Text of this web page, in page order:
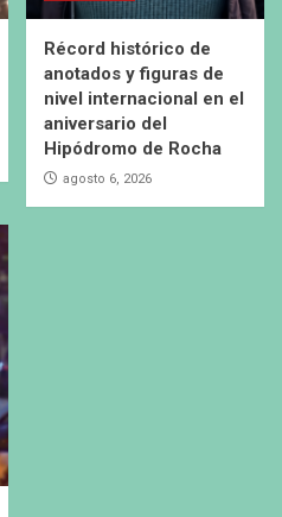
Récord histórico de
anotados y figuras de
nivel internacional en el
aniversario del
Hipódromo de Rocha
agosto 6, 2026